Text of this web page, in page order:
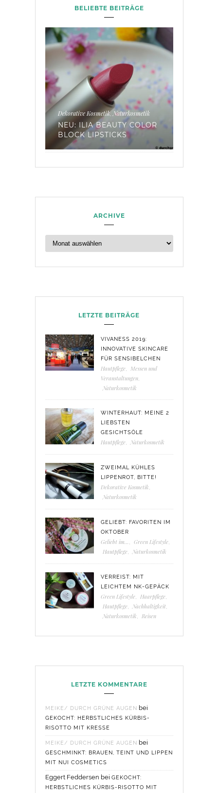
BELIEBTE BEITRÄGE
Naturkosmetik
COLOR
DIY,Haarpflege,Naturkosmetik
GETESTET: LAVAERDE FÜR
DIE HAARWÄSCHE*
ARCHIVE
LETZTE BEITRÄGE
VIVANESS 2019:
INNOVATIVE SKINCARE
FÜR SENSIBELCHEN
Hautpflege,
Messen und
Veranstaltungen,
Naturkosmetik
WINTERHAUT: MEINE 2
LIEBSTEN
GESICHTSÖLE
Hautpflege, Naturkosmetik
ZWEIMAL KÜHLES
LIPPENROT, BITTE!
Dekorative Kosmetik
Naturkosmetik
GELIEBT: FAVORITEN IM
OKTOBER
Geliebt im... Green Lifestyle,
Hautpflege, Naturkosmetik
VERREIST: MIT
LEICHTEM NK-GEPÄCK
Green Lifestyle, Haarpflege,
Hautpflege, Nachhaltigkeit
Naturkosmetik
Reisen
LETZTE KOMMENTARE
MEIKE/ DURCH GRÜNE AUGEN bei
GEKOCHT: HERBSTLICHES KÜRBIS-
RISOTTO MIT KRESSE
MEIKE/ DURCH GRÜNE AUGEN bei
GESCHMINKT: BRAUEN, TEINT UND LIPPEN
MIT NUI COSMETICS
Eggert Feddersen bei GEKOCHT:
HERBSTLICHES KÜRBIS-RISOTTO MIT